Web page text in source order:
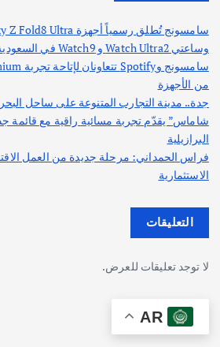
وساعتي Watch Ultra2 و Watch9 في السعودية
من الأجهزة
جدة.. مدينة التجارب المتنوعة على ساحل البحر
شاماس” يقدّم تجربة مسائية راقية مع قائمة
البرازيلية
فراس الحمداني: مرحلة جديدة من العمل
الاستثمارية
التعليقات
لا توجد تعليقات للعرض.
AR